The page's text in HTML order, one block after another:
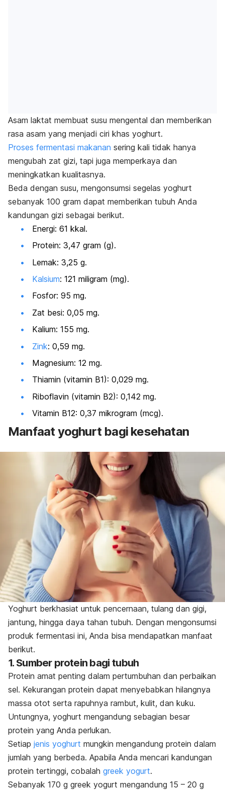
Asam laktat membuat susu mengental dan memberikan
rasa asam yang menjadi ciri khas yoghurt.
Proses fermentasi makanan sering kali tidak hanya
mengubah zat gizi, tapi juga memperkaya dan
meningkatkan kualitasnya.
Beda dengan susu, mengonsumsi segelas yoghurt
sebanyak 100 gram dapat memberikan tubuh Anda
kandungan gizi sebagai berikut.
Energi: 61 kkal.
Protein: 3,47 gram (g).
Lemak: 3,25 g.
Kalsium: 121 miligram (mg).
Fosfor: 95 mg.
Zat besi: 0,05 mg.
Kalium: 155 mg.
Zink: 0,59 mg.
Magnesium: 12 mg.
Thiamin (vitamin B1): 0,029 mg.
Riboflavin (vitamin B2): 0,142 mg.
Vitamin B12: 0,37 mikrogram (mcg).
Manfaat yoghurt bagi kesehatan
Yoghurt berkhasiat untuk pencernaan, tulang dan gigi,
jantung, hingga daya tahan tubuh. Dengan mengonsumsi
produk fermentasi ini, Anda bisa mendapatkan manfaat
berikut.
1. Sumber protein bagi tubuh
Protein amat penting dalam pertumbuhan dan perbaikan
sel. Kekurangan protein dapat menyebabkan hilangnya
massa otot serta rapuhnya rambut, kulit, dan kuku.
Untungnya, yoghurt mengandung sebagian besar
protein yang Anda perlukan.
Setiap jenis yoghurt mungkin mengandung protein dalam
jumlah yang berbeda. Apabila Anda mencari kandungan
protein tertinggi, cobalah greek yogurt.
Sebanyak 170 g greek yogurt mengandung 15 – 20 g